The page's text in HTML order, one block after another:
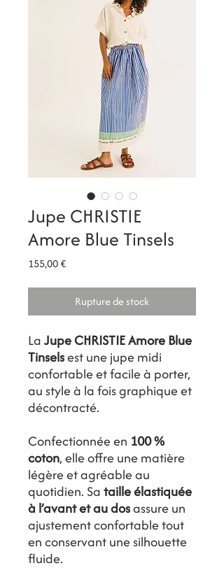
Jupe CHRISTIE
Amore Blue Tinsels
155,00 €Prix
Rupture de stock
LaJupe CHRISTIE Amore Blue
Tinselsest une jupe midi
confortable et facile à porter,
au style à la fois graphique et
décontracté.
Confectionnée en 100 %
coton, elle offre une matière
légère et agréable au
quotidien. Sataille élastiquée
à l’avant et au dosassure un
ajustement confortable tout
en conservant une silhouette
fluide.